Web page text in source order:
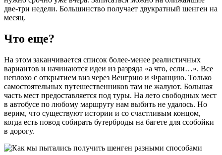
две-три недели. Большинство получает двукратный шенген на
месяц.
Что еще?
На этом заканчивается список более-менее реалистичных
вариантов и начинаются идеи из разряда «а что, если…». Все
неплохо с открытием виз через Венгрию и Францию. Только
самостоятельных путешественников там не жалуют. Большая
часть мест предоставляется под туры. На лето свободных мест
в автобусе по любому маршруту нам выбить не удалось. Но
верим, что существуют истории и со счастливым концом,
когда есть повод собирать бутерброды на багете для ссобойки
в дорогу.